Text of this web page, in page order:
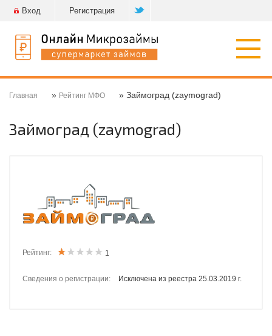
Вход Регистрация
Главная » Рейтинг МФО » Займоград (zaymograd)
Займоград (zaymograd)
Рейтинг: 1
Сведения о регистрации: Исключена из реестра 25.03.2019 г.